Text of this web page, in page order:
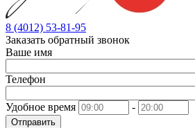
8 (4012) 53-81-95
Заказать обратный звонок
Ваше имя
Телефон
Удобное время -
Отправить